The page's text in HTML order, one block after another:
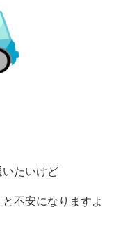
たいけど
不安になりますよ